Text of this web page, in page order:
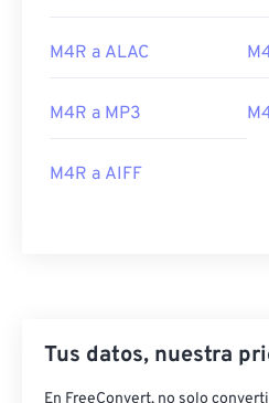
M4R a ALAC
M4R a MP3
M4R a AIFF
Tus datos, nuestra
En FreeConvert, no solo